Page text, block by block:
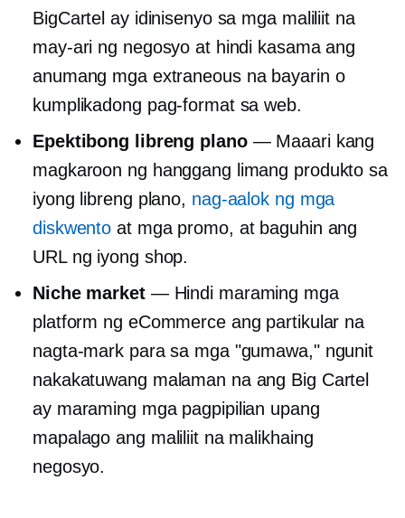
BigCartel ay idinisenyo sa mga maliliit na
may-ari ng negosyo at hindi kasama ang
anumang mga extraneous na bayarin o
kumplikadong pag-format sa web.
Epektibong libreng plano— Maaari kang
magkaroon ng hanggang limang produkto sa
iyong libreng plano, nag-aalok ng mga
diskwento at mga promo, at baguhin ang
URL ng iyong shop.
Niche market— Hindi maraming mga
platform ng eCommerce ang partikular na
nagta-mark para sa mga "gumawa," ngunit
nakakatuwang malaman na ang Big Cartel
ay maraming mga pagpipilian upang
mapalago ang maliliit na malikhaing
negosyo.